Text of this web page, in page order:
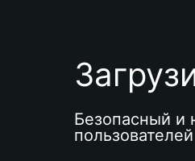
Безопасный и
пользователей